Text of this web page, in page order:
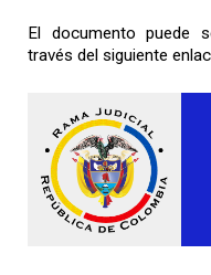
El documento puede
través del siguiente